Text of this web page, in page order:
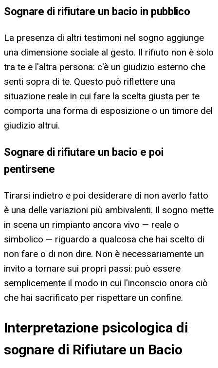
Sognare di rifiutare un bacio in pubblico
La presenza di altri testimoni nel sogno aggiunge
una dimensione sociale al gesto. Il rifiuto non è solo
tra te e l'altra persona: c'è un giudizio esterno che
senti sopra di te. Questo può riflettere una
situazione reale in cui fare la scelta giusta per te
comporta una forma di esposizione o un timore del
giudizio altrui.
Sognare di rifiutare un bacio e poi
pentirsene
Tirarsi indietro e poi desiderare di non averlo fatto
è una delle variazioni più ambivalenti. Il sogno mette
in scena un rimpianto ancora vivo — reale o
simbolico — riguardo a qualcosa che hai scelto di
non fare o di non dire. Non è necessariamente un
invito a tornare sui propri passi: può essere
semplicemente il modo in cui l'inconscio onora ciò
che hai sacrificato per rispettare un confine.
Interpretazione psicologica di
sognare di Rifiutare un Bacio